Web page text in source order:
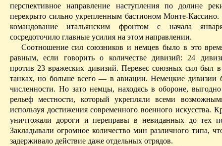
перспективное направление наступления по долине
перекрыто сильно укрепленным бастиономМонте-Кассино.
командование итальянским фронтом с начала
сосредоточило главные усилия на этом направлении.
Соотношение сил союзников и немцев было в это
равным, если говорить о количестве дивизий: 24
против 23 вражеских дивизий. Перевес союзных сил был
танках, но больше всего — в авиации. Немецкие дивизии
численности. Но зато немцы, находясь в обороне, выгодно
рельеф местно­сти, который укрепляливсеми
используя достижения современного военного искусства.
уничтожали дороги и переправы в невиданных до тех
Закладывали огромное количество мин различного типа,
задерживало действие даже отдельных отрядов.